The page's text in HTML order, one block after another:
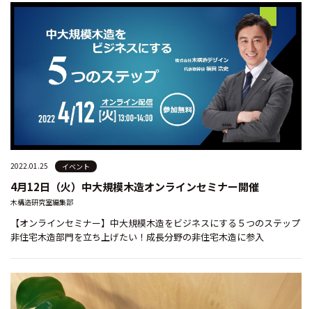
2022.01.25 イベント
4月12日（火）中大規模木造オンラインセミナー開催
木構造研究室編集部
【オンラインセミナー】中大規模木造をビジネスにする５つのステップ
非住宅木造部門を立ち上げたい！成長分野の非住宅木造に参入